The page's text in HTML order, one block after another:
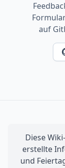
auf
Diese
erstellte
und